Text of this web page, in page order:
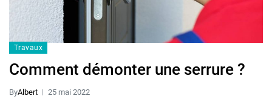
Travaux
Comment démonter une serrure ?
ByAlbert 25 mai 2022